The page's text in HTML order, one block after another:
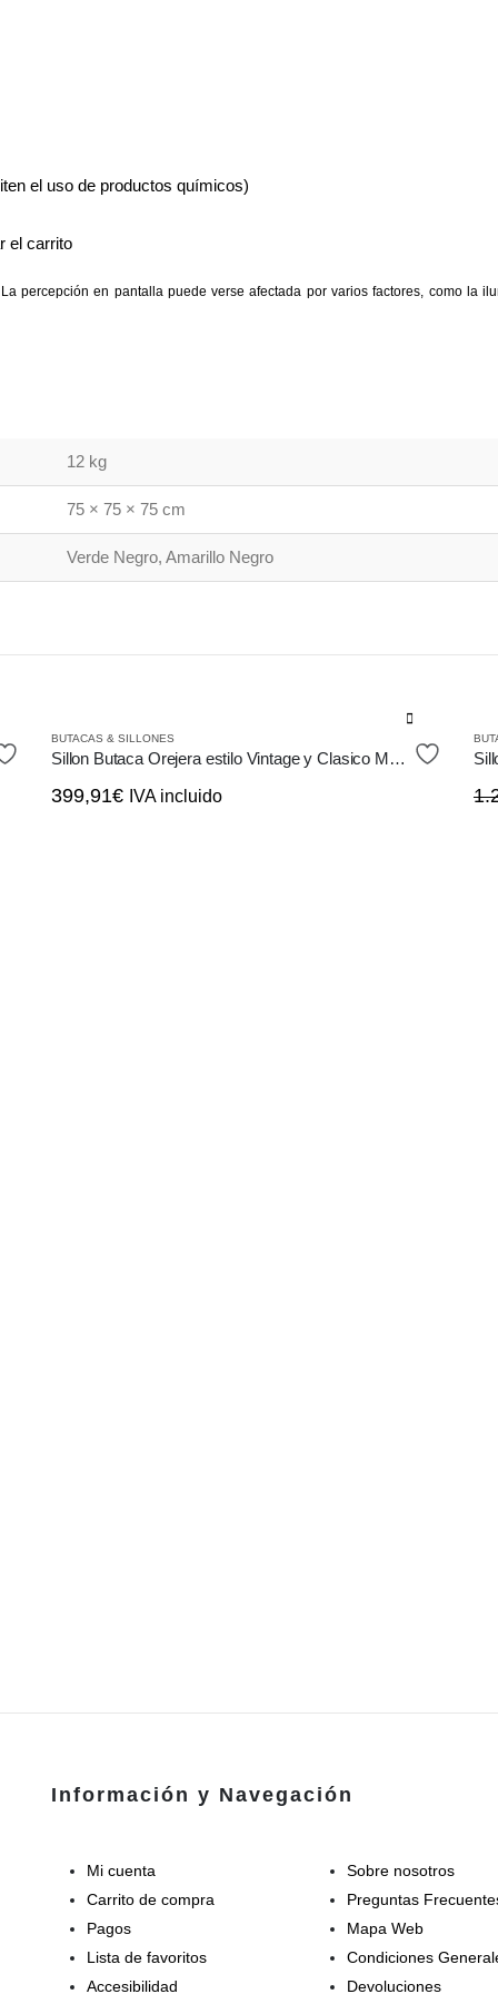
el uso de productos químicos)
el carrito
percepción en pantalla puede verse afectada por varios factores, como la
12 kg
75 × 75 × 75 cm
Verde Negro, Amarillo Negro
BUTACAS & SILLONES
Sillon Butaca Orejera estilo Vintage y Clasico Moderno Colorido
399,91€ IVA incluido
Información y Navegación
Mi cuenta
Carrito de compra
Pagos
Lista de favoritos
Accesibilidad
Sobre nosotros
Preguntas
Mapa Web
Condiciones
Devoluciones